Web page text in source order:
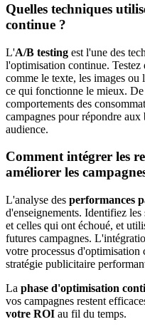
Quelles techniques
continue ?
L'A/B testing est l'une des
l'optimisation continue. Testez
comme le texte, les images
ce qui fonctionne le mieux.
comportements des
campagnes pour répondre aux
audience.
Comment intégrer les
améliorer les
L'analyse des performances
d'enseignements. Identifiez
et celles qui ont échoué, et
futures campagnes.
votre processus
stratégie publicitaire
La phase d'optimisation
vos campagnes restent
votre ROI au fil du temps.